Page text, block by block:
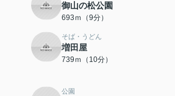
御山の松公園
693ｍ（9分）
そば・うどん
増田屋
739ｍ（10分）
公園